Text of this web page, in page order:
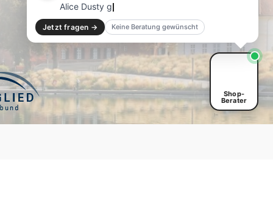
Shop-
Berater
Alice Dusty green"?
Jetzt fragen → Keine Beratung gewünscht